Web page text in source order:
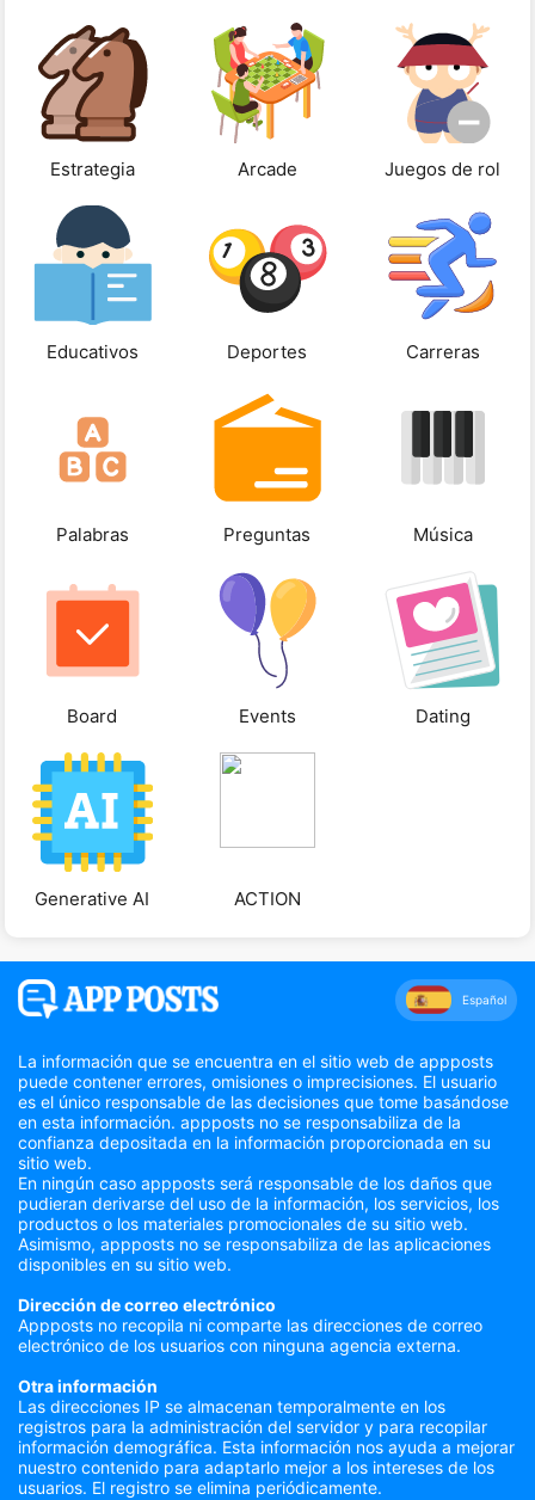
Estrategia Arcade Juegos de rol
Educativos Deportes Carreras
Palabras Preguntas Música
Board Events Dating
Generative AI ACTION
Español
La información que se encuentra en el sitio web de appposts
puede contener errores, omisiones o imprecisiones. El usuario
es el único responsable de las decisiones que tome basándose
en esta información. appposts no se responsabiliza de la
confianza depositada en la información proporcionada en su
sitio web.
En ningún caso appposts será responsable de los daños que
pudieran derivarse del uso de la información, los servicios, los
productos o los materiales promocionales de su sitio web.
Asimismo, appposts no se responsabiliza de las aplicaciones
disponibles en su sitio web.
Dirección de correo electrónico
Appposts no recopila ni comparte las direcciones de correo
electrónico de los usuarios con ninguna agencia externa.
Otra información
Las direcciones IP se almacenan temporalmente en los
registros para la administración del servidor y para recopilar
información demográfica. Esta información nos ayuda a mejorar
nuestro contenido para adaptarlo mejor a los intereses de los
usuarios. El registro se elimina periódicamente.